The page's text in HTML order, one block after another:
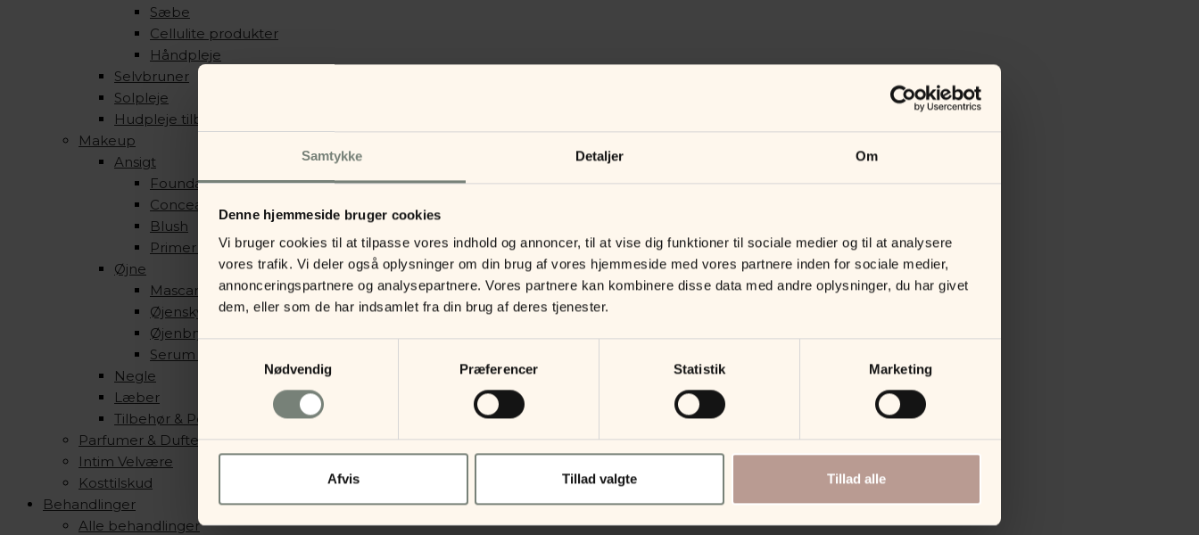
Samtykke Detaljer Om
Denne hjemmeside bruger cookies
Vi bruger cookies til at tilpasse vores indhold og annoncer, til at vise dig funktioner til sociale medier og til at analysere
vores trafik. Vi deler også oplysninger om din brug af vores hjemmeside med vores partnere inden for sociale medier,
annonceringspartnere og analysepartnere. Vores partnere kan kombinere disse data med andre oplysninger, du har givet
dem, eller som de har indsamlet fra din brug af deres tjenester.
Nødvendig
Præferencer Statistik Marketing
Afvis Tillad valgte Tillad alle
Sæbe
Cellulite produkter
Håndpleje
Selvbruner
Solpleje
Hudpleje tilbehør
Makeup
Ansigt
Foundation & Pudder
Concealer, Contour & Highlight
Blush
Primer & Setting Spray
Øjne
Mascara & Eyeliner
Øjenskygge
Øjenbryn
Serum & Primer
Negle
Læber
Tilbehør & Pensler
Parfumer & Dufte
Intim Velvære
Kosttilskud
Behandlinger
Alle behandlinger